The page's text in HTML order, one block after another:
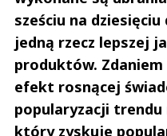
sześciu na
jedną rzecz lepszej
produktów.
efekt rosnącej
popularyzacji
który zyskuje